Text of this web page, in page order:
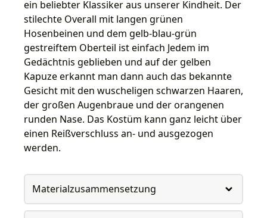
ein beliebter Klassiker aus unserer Kindheit. Der
stilechte Overall mit langen grünen
Hosenbeinen und dem gelb-blau-grün
gestreiftem Oberteil ist einfach Jedem im
Gedächtnis geblieben und auf der gelben
Kapuze erkannt man dann auch das bekannte
Gesicht mit den wuscheligen schwarzen Haaren,
der großen Augenbraue und der orangenen
runden Nase. Das Kostüm kann ganz leicht über
einen Reißverschluss an- und ausgezogen
werden.
Materialzusammensetzung